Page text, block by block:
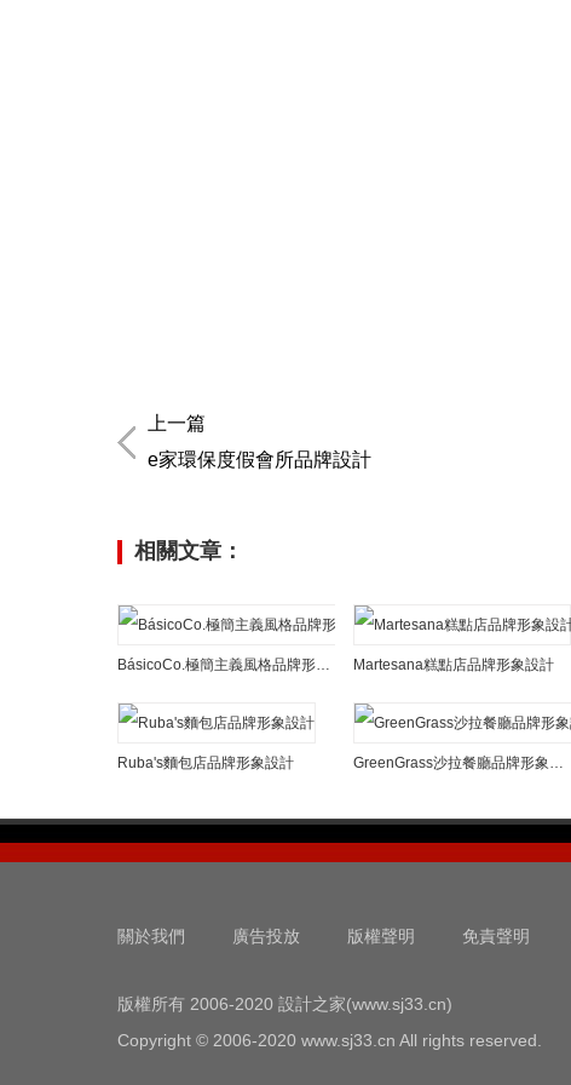
上一篇
e家環保度假會所品牌設計
相關文章：
BásicoCo.極簡主義風格品牌形象設計 Martesana糕點店品牌形象設計
Ruba's麵包店品牌形象設計 GreenGrass沙拉餐廳品牌形象設計
關於我們 廣告投放 版權聲明 免責聲明
版權所有 2006-2020 設計之家(www.sj33.cn)
Copyright © 2006-2020 www.sj33.cn All rights reserved.